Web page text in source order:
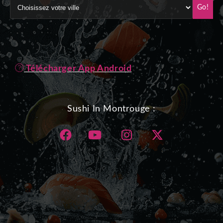
Go!
Télécharger App Android
Sushi In Montrouge :